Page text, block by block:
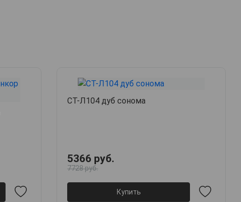
СТ-Л104 дуб сонома
5366 руб.
7728 руб.
Купить